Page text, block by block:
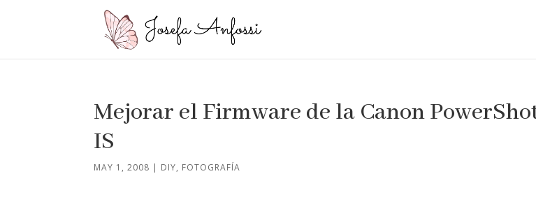
Mejorar el Firmware de la Canon
IS
MAY 1, 2008 | DIY, FOTOGRAFÍA